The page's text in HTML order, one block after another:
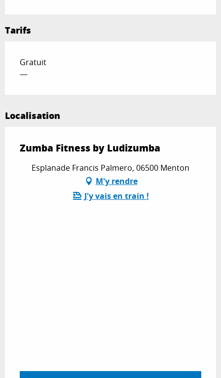
Tarifs
Gratuit
—
Localisation
Zumba Fitness by Ludizumba
Esplanade Francis Palmero, 06500 Menton
M'y rendre
J'y vais en train !